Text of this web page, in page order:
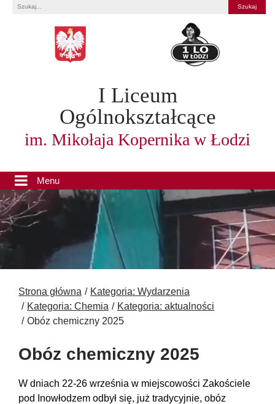
I Liceum
Ogólnokształcące
im. Mikołaja Kopernika w Łodzi
Menu
Strona główna
Kategoria: Wydarzenia
Kategoria: Chemia
Kategoria: aktualności
Obóz chemiczny 2025
Obóz chemiczny 2025
W dniach 22-26 września w miejscowości Zakościele
pod Inowłodzem odbył się, już tradycyjnie, obóz